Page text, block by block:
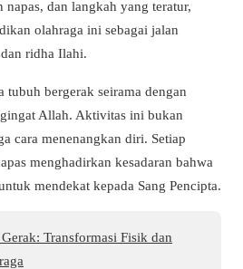
dan langkah yang teratur,
olahraga ini sebagai jalan
ridha Ilahi.
bergerak seirama dengan
Allah. Aktivitas ini bukan
cara menenangkan diri. Setiap
menghadirkan kesadaran bahwa
mendekat kepada Sang Pencipta.
Transformasi Fisik dan